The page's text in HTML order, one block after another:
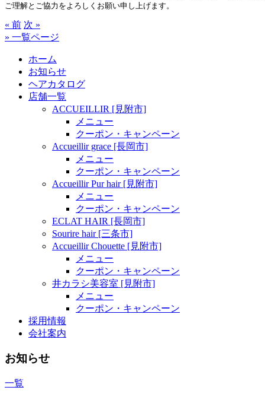
ご理解とご協力をよろしくお願い申し上げます。
« 前 次 »
» 一覧ページ
ホーム
お知らせ
ヘアカタログ
店舗一覧
ACCUEILLIR [見附市]
メニュー
クーポン・キャンペーン
Accueillir grace [長岡市]
メニュー
クーポン・キャンペーン
Accueillir Pur hair [見附市]
メニュー
クーポン・キャンペーン
ECLAT HAIR [長岡市]
Sourire hair [三条市]
Accueillir Chouette [見附市]
メニュー
クーポン・キャンペーン
井カラシ美容室 [見附市]
メニュー
クーポン・キャンペーン
採用情報
会社案内
お知らせ
一覧